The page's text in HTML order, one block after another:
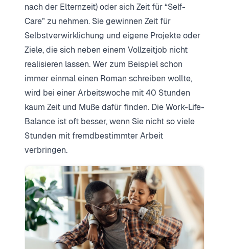
nach der Elternzeit) oder sich Zeit für “Self-
Care” zu nehmen. Sie gewinnen Zeit für
Selbstverwirklichung und eigene Projekte oder
Ziele, die sich neben einem Vollzeitjob nicht
realisieren lassen. Wer zum Beispiel schon
immer einmal einen Roman schreiben wollte,
wird bei einer Arbeitswoche mit 40 Stunden
kaum Zeit und Muße dafür finden. Die Work-Life-
Balance ist oft besser, wenn Sie nicht so viele
Stunden mit fremdbestimmter Arbeit
verbringen.